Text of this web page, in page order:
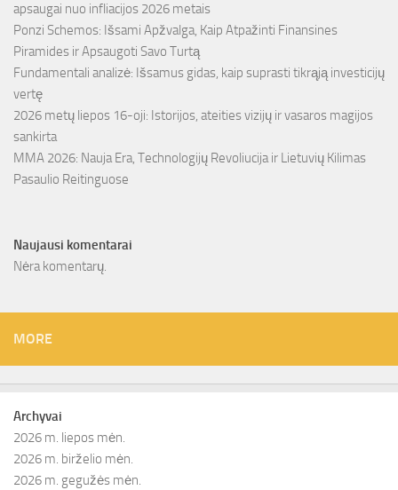
apsaugai nuo infliacijos 2026 metais
Ponzi Schemos: Išsami Apžvalga, Kaip Atpažinti Finansines
Piramides ir Apsaugoti Savo Turtą
Fundamentali analizė: Išsamus gidas, kaip suprasti tikrąją investicijų
vertę
2026 metų liepos 16-oji: Istorijos, ateities vizijų ir vasaros magijos
sankirta
MMA 2026: Nauja Era, Technologijų Revoliucija ir Lietuvių Kilimas
Pasaulio Reitinguose
Naujausi komentarai
Nėra komentarų.
MORE
Archyvai
2026 m. liepos mėn.
2026 m. birželio mėn.
2026 m. gegužės mėn.